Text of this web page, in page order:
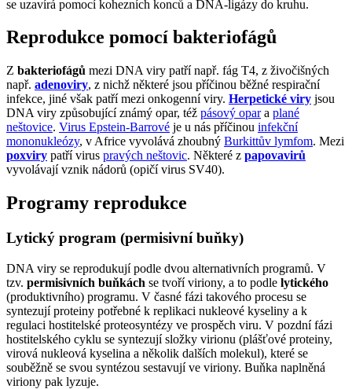
se uzavírá pomocí kohezních konců a DNA-ligázy do kruhu.
Reprodukce pomocí bakteriofágů
Z bakteriofágů mezi DNA viry patří např. fág T4, z živočišných
např. adenoviry, z nichž některé jsou příčinou běžné respirační
infekce, jiné však patří mezi onkogenní viry. Herpetické viry jsou
DNA viry způsobující známý opar, též pásový opara plané
neštovice. Virus Epstein-Barrové je u nás příčinou infekční
mononukleózy, v Africe vyvolává zhoubný Burkittův lymfom. Mezi
poxviry patří virus pravých neštovic. Některé z papovavirů
vyvolávají vznik nádorů (opičí virus SV40).
Programy reprodukce
Lytický program (permisivní buňky)
DNA viry se reprodukují podle dvou alternativních programů. V
tzv. permisivních buňkách se tvoří viriony, a to podle lytického
(produktivního) programu. V časné fázi takového procesu se
syntezují proteiny potřebné k replikaci nukleové kyseliny a k
regulaci hostitelské proteosyntézy ve prospěch viru. V pozdní fázi
hostitelského cyklu se syntezují složky virionu (plášťové proteiny,
virová nukleová kyselina a několik dalších molekul), které se
souběžně se svou syntézou sestavují ve viriony. Buňka naplněná
viriony pak lyzuje.